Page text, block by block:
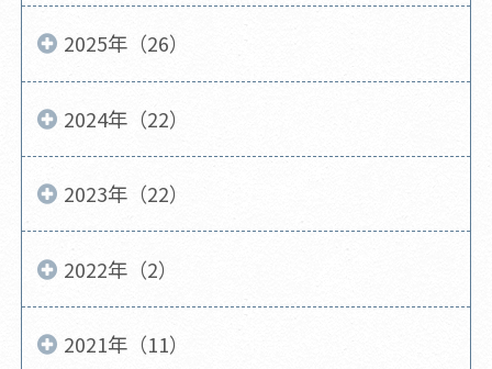
2025年（26）
2024年（22）
2023年（22）
2022年（2）
2021年（11）